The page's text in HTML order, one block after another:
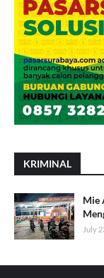
KRIMINAL
Mie
July